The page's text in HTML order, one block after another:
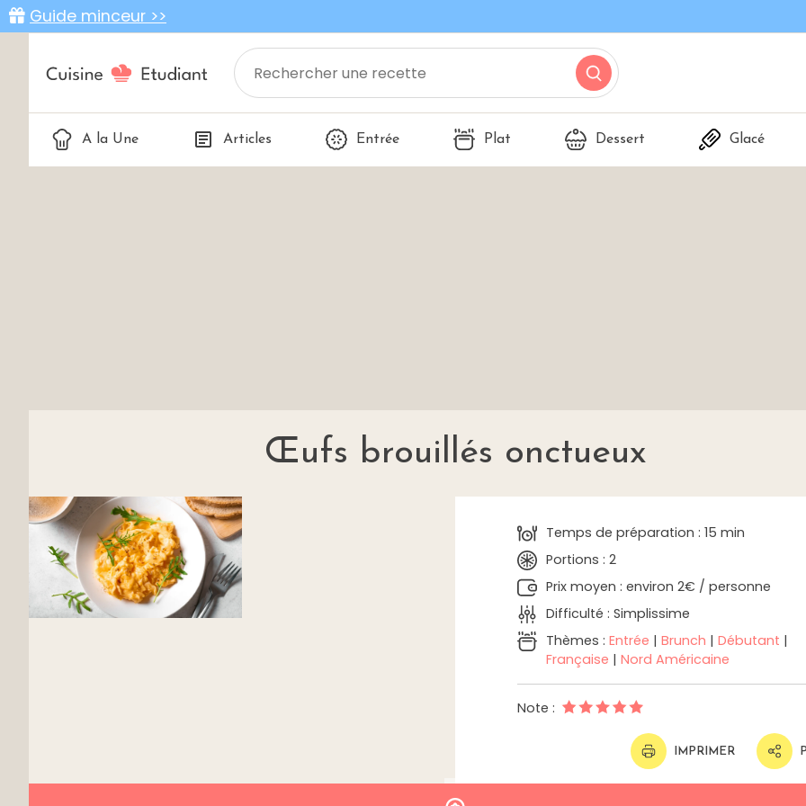
Guide minceur >>
A la Une Articles Entrée Plat Dessert Glacé
Œufs brouillés onctueux
Temps de préparation : 15 min
Portions : 2
Prix moyen : environ 2€ / personne
Difficulté : Simplissime
Thèmes :Entrée |Brunch |Débutant |
Française |Nord Américaine
Note :
IMPRIMER